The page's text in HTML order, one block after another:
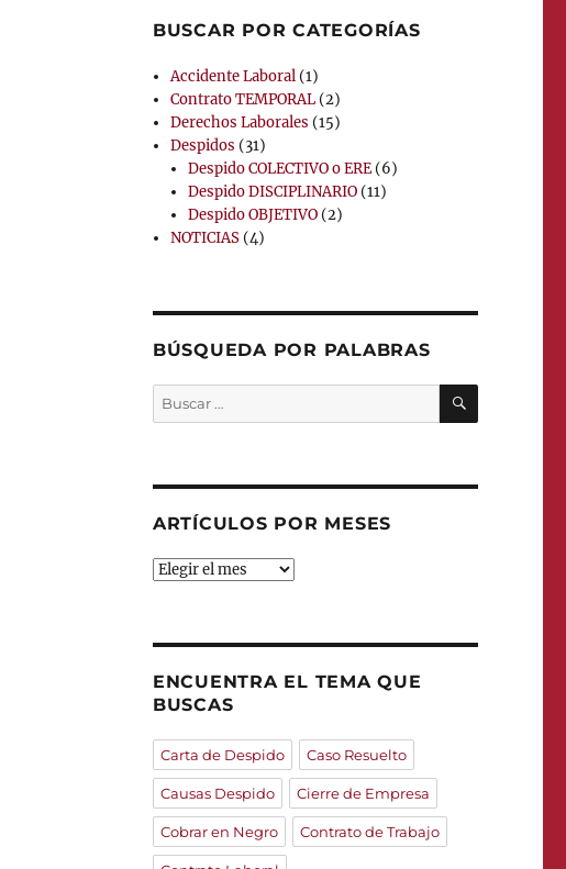
BUSCAR POR CATEGORÍAS
Accidente Laboral (1)
Contrato TEMPORAL (2)
Derechos Laborales (15)
Despidos (31)
Despido COLECTIVO o ERE (6)
Despido DISCIPLINARIO (11)
Despido OBJETIVO (2)
NOTICIAS (4)
BÚSQUEDA POR PALABRAS
Buscar
por:
BUSCAR
ARTÍCULOS POR MESES
ARTÍCULOS
ENCUENTRA EL TEMA QUE
BUSCAS
Carta de Despido Caso Resuelto
Causas Despido Cierre de Empresa
Cobrar en Negro Contrato de Trabajo